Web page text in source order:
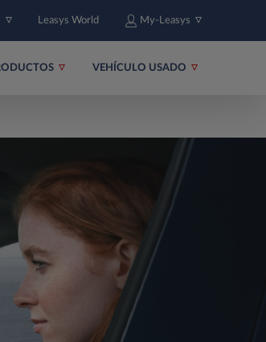
Leasys World My-Leasys
VEHÍCULO USADO